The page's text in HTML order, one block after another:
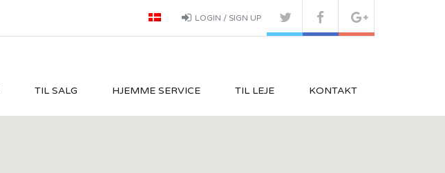
LOGIN / SIGN UP
TIL SALG HJEMME SERVICE TIL LEJE KONTAKT